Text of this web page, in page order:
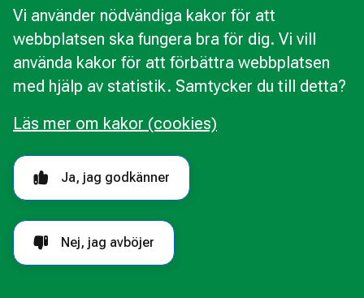
Vi använder nödvändiga kakor för att
webbplatsen ska fungera bra för dig. Vi vill
använda kakor för att förbättra webbplatsen
med hjälp av statistik. Samtycker du till detta?
Ja, jag godkänner
Nej, jag avböjer
Läs mer om kakor (cookies)
Om webbplatsen
Behandling av personuppgifter